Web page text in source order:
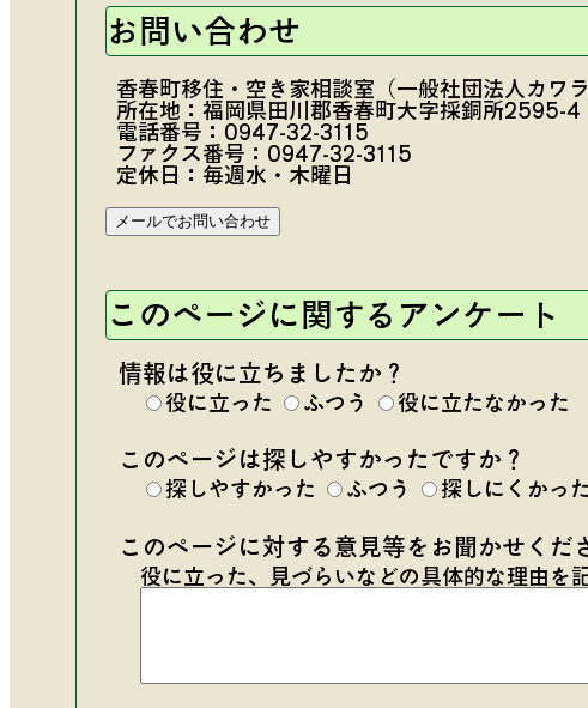
お問い合わせ
香春町移住・空き家相談室（一般社団法人カワラ
所在地：福岡県田川郡香春町大字採銅所2595-4
電話番号： 0947-32-3115
ファクス番号：0947-32-3115
定休日：毎週水・木曜日
このページに関するアンケート
情報は役に立ちましたか？
役に立った ふつう 役に立たなかった
このページは探しやすかったですか？
探しやすかった ふつう 探しにくかった
このページに対する意見等をお聞かせくだ
役に立った、見づらいなどの具体的な理由を